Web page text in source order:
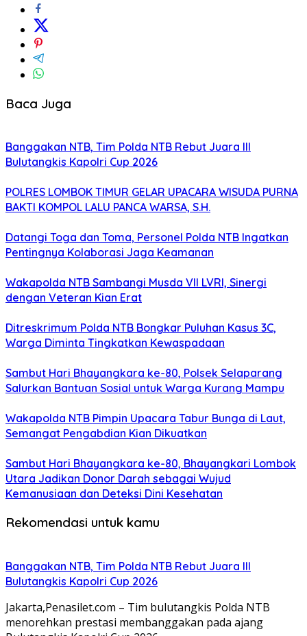
Baca Juga
Banggakan NTB, Tim Polda NTB Rebut Juara III
Bulutangkis Kapolri Cup 2026
POLRES LOMBOK TIMUR GELAR UPACARA WISUDA PURNA
BAKTI KOMPOL LALU PANCA WARSA, S.H.
Datangi Toga dan Toma, Personel Polda NTB Ingatkan
Pentingnya Kolaborasi Jaga Keamanan
Wakapolda NTB Sambangi Musda VII LVRI, Sinergi
dengan Veteran Kian Erat
Ditreskrimum Polda NTB Bongkar Puluhan Kasus 3C,
Warga Diminta Tingkatkan Kewaspadaan
Sambut Hari Bhayangkara ke-80, Polsek Selaparang
Salurkan Bantuan Sosial untuk Warga Kurang Mampu
Wakapolda NTB Pimpin Upacara Tabur Bunga di Laut,
Semangat Pengabdian Kian Dikuatkan
Sambut Hari Bhayangkara ke-80, Bhayangkari Lombok
Utara Jadikan Donor Darah sebagai Wujud
Kemanusiaan dan Deteksi Dini Kesehatan
Rekomendasi untuk kamu
Banggakan NTB, Tim Polda NTB Rebut Juara III
Bulutangkis Kapolri Cup 2026
Jakarta,Penasilet.com – Tim bulutangkis Polda NTB
menorehkan prestasi membanggakan pada ajang